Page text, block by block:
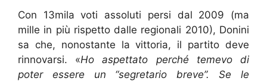
Con 13mila voti assoluti persi dal 2009 (ma
mille in più rispetto dalle regionali 2010), Donini
sa che, nonostante la vittoria, il partito deve
rinnovarsi. «Ho aspettato perché temevo di
poter essere un “segretario breve”. Se le